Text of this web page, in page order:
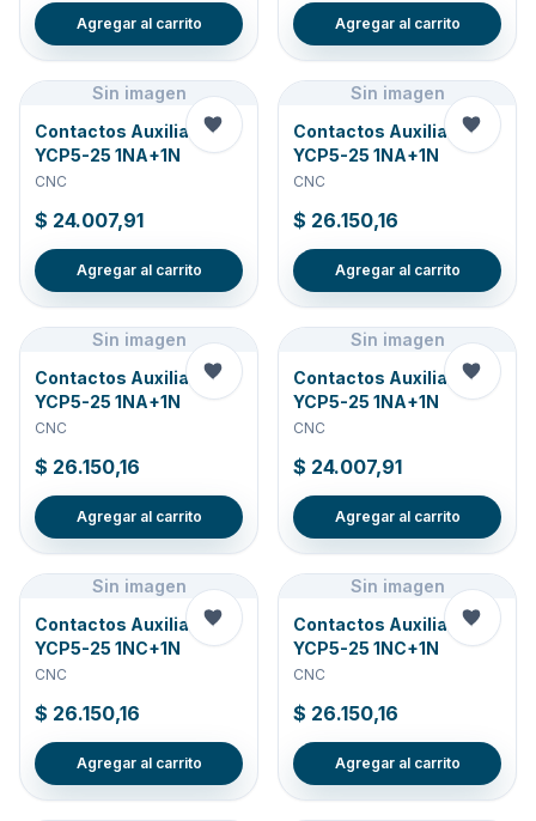
Agregar al carrito Agregar al carrito
Sin imagen
Contactos Auxiliares P-
YCP5-25 1NA+1N
CNC
$ 24.007,91
Agregar al carrito
Sin imagen
Contactos Auxiliares P-
YCP5-25 1NA+1N
CNC
$ 26.150,16
Agregar al carrito
Sin imagen
Contactos Auxiliares P-
YCP5-25 1NA+1N
CNC
$ 26.150,16
Agregar al carrito
Sin imagen
Contactos Auxiliares P-
YCP5-25 1NA+1N
CNC
$ 24.007,91
Agregar al carrito
Sin imagen
Contactos Auxiliares P-
YCP5-25 1NC+1N
CNC
$ 26.150,16
Agregar al carrito
Sin imagen
Contactos Auxiliares P-
YCP5-25 1NC+1N
CNC
$ 26.150,16
Agregar al carrito